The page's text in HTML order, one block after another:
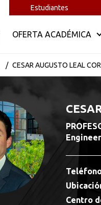
Estudiantes
OFERTA ACADÉMICA
CESAR AUGUSTO LEAL
Centro